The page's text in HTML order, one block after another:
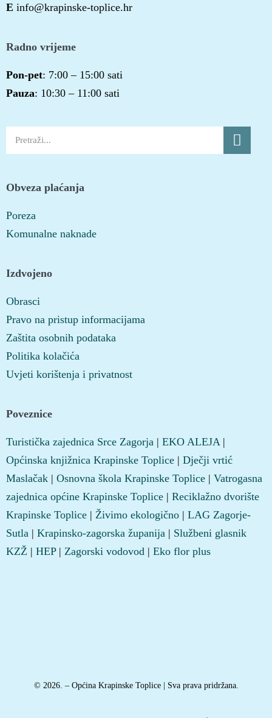
E info@krapinske-toplice.hr
Radno vrijeme
Pon-pet: 7:00 – 15:00 sati
Pauza: 10:30 – 11:00 sati
Obveza plaćanja
Poreza
Komunalne naknade
Izdvojeno
Obrasci
Pravo na pristup informacijama
Zaštita osobnih podataka
Politika kolačića
Uvjeti korištenja i privatnost
Poveznice
Turistička zajednica Srce Zagorja | EKO ALEJA |
Općinska knjižnica Krapinske Toplice | Dječji vrtić
Maslačak | Osnovna škola Krapinske Toplice | Vatrogasna
zajednica općine Krapinske Toplice | Reciklažno dvorište
Krapinske Toplice | Živimo ekologično | LAG Zagorje-
Sutla | Krapinsko-zagorska županija | Službeni glasnik
KZŽ | HEP| Zagorski vodovod | Eko flor plus
© 2026. – Općina Krapinske Toplice | Sva prava pridržana.